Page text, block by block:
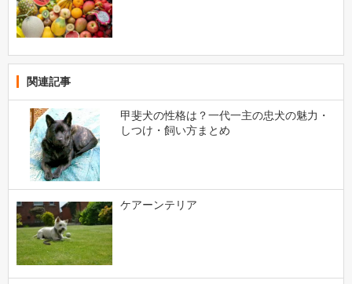
関連記事
甲斐犬の性格は？一代一主の忠犬の魅力・
しつけ・飼い方まとめ
ケアーンテリア